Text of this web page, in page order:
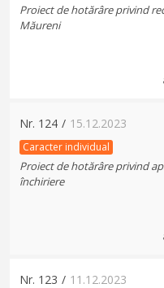
Proiect de hotărâre privind
Măureni
Nr. 124 / 15.12.2023
Caracter individual
Proiect de hotărâre privind
închiriere
Nr. 123 / 11.12.2023